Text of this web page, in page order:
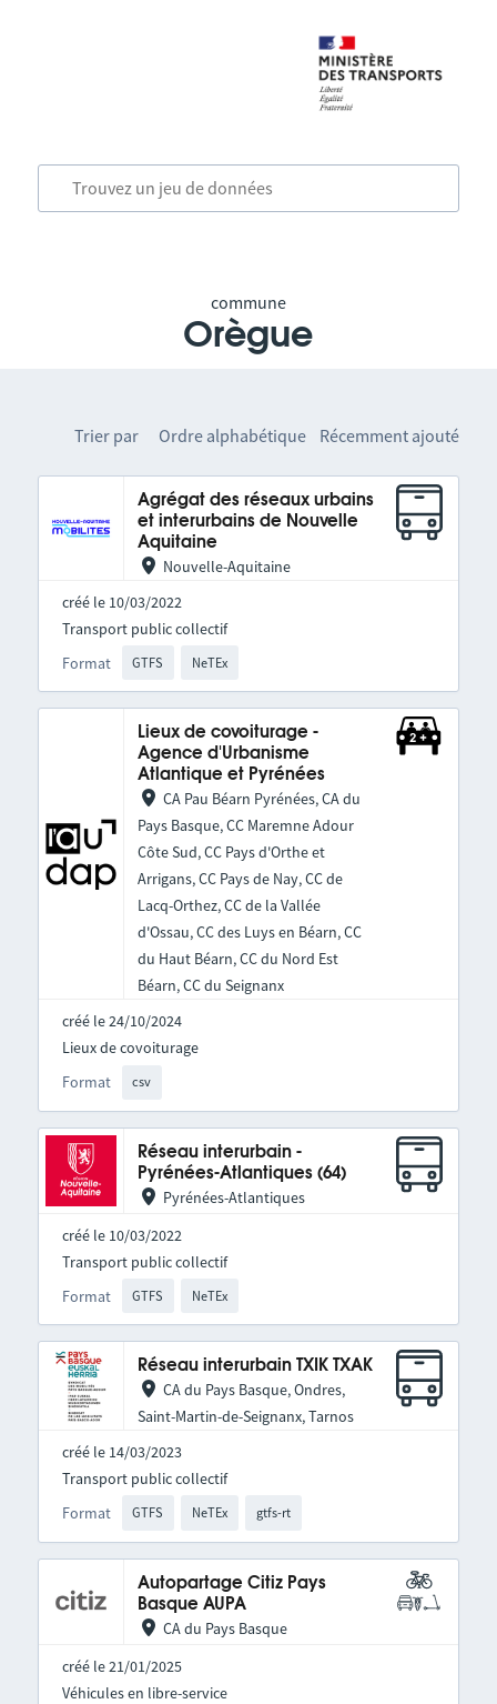
commune
Orègue
Trier par Ordre alphabétique Récemment ajouté
Agrégat des réseaux urbains
et interurbains de Nouvelle
Aquitaine
Nouvelle-Aquitaine
créé le 10/03/2022
Format GTFS NeTEx
Transport public collectif
Lieux de covoiturage -
Agence d'Urbanisme
Atlantique et Pyrénées
CA Pau Béarn Pyrénées, CA du
Pays Basque, CC Maremne Adour
Côte Sud, CC Pays d'Orthe et
Arrigans, CC Pays de Nay, CC de
Lacq-Orthez, CC de la Vallée
d'Ossau, CC des Luys en Béarn, CC
du Haut Béarn, CC du Nord Est
Béarn, CC du Seignanx
créé le 24/10/2024
Format csv
Lieux de covoiturage
Réseau interurbain -
Pyrénées-Atlantiques (64)
Pyrénées-Atlantiques
créé le 10/03/2022
Format GTFS NeTEx
Transport public collectif
Réseau interurbain TXIK TXAK
CA du Pays Basque, Ondres,
Saint-Martin-de-Seignanx, Tarnos
créé le 14/03/2023
Format GTFS NeTEx gtfs-rt
Transport public collectif
Autopartage Citiz Pays
Basque AUPA
CA du Pays Basque
créé le 21/01/2025
Véhicules en libre-service